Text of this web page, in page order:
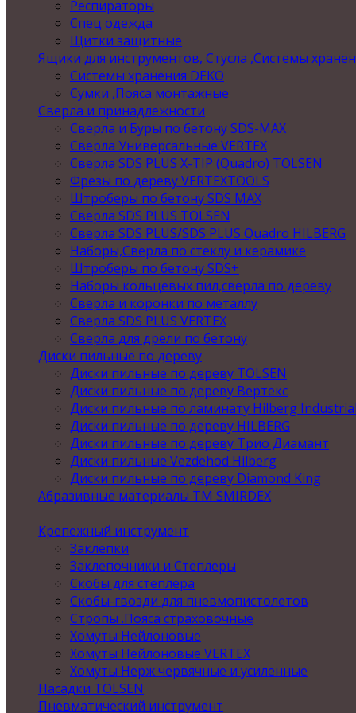
Респираторы
Спец одежда
Щитки защитные
Ящики для инструментов, Стусла ,Системы
Системы хранения DEKO
Сумки ,Пояса монтажные
Сверла и принадлежности
Сверла и Буры по бетону SDS-MAX
Сверла Универсальные VERTEX
Сверла SDS PLUS X-TIP (Quadro) TOLSEN
Фрезы по дереву VERTEXTOOLS
Штроберы по бетону SDS MAX
Сверла SDS PLUS TOLSEN
Сверла SDS PLUS/SDS PLUS Quadro HILBERG
Наборы,Сверла по стеклу и керамике
Штроберы по бетону SDS+
Наборы кольцевых пил,сверла по дереву
Сверла и коронки по металлу
Сверла SDS PLUS VERTEX
Сверла для дрели по бетону
Диски пильные по дереву
Диски пильные по дереву TOLSEN
Диски пильные по дереву Вертекс
Диски пильные по ламинату Hilberg
Диски пильные по дереву HILBERG
Диски пильные по дереву Трио Диамант
Диски пильные Vezdehod Hilberg
Диски пильные по дереву Diamond King
Абразивные материалы ТМ SMIRDEX
Крепежный инструмент
Заклепки
Заклепочники и Степлеры
Скобы для степлера
Скобы-гвозди для пневмопистолетов
Стропы .Пояса страховочные
Хомуты Нейлоновые
Хомуты Нейлоновые VERTEX
Хомуты Нерж червячные и усиленные
Насадки TOLSEN
Пневматический инструмент